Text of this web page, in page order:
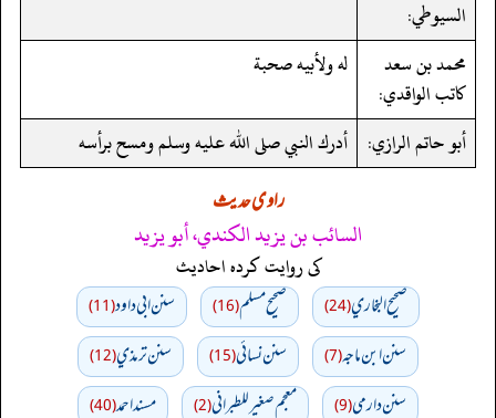
السيوطي:
محمد بن سعد
كاتب الواقدي:
له ولأبيه صحبة
أبو حاتم الرازي: أدرك النبي صلى الله عليه وسلم ومسح برأسه
راوی حدیث
السائب بن يزيد الكندي، أبو يزيد
کی روایت کردہ احادیث
صحيح البخاري(24) صحيح مسلم(16) سنن ابي داود(11)
سنن ابن ماجه(7) سنن نسائي(15) سنن ترمذي(12)
سنن دارمي(9) معجم صغير للطبراني(2) مسند احمد(40)